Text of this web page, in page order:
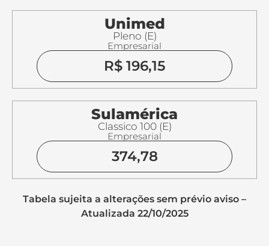
Unimed
Pleno (E)
Empresarial
R$ 196,15
Sulamérica
Classico 100 (E)
Empresarial
374,78
Tabela sujeita a alterações sem prévio aviso –
Atualizada 22/10/2025